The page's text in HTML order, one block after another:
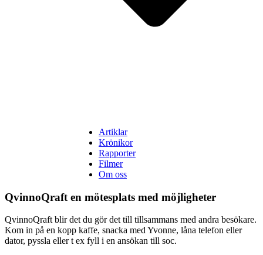
Artiklar
Krönikor
Rapporter
Filmer
Om oss
QvinnoQraft en mötesplats med möjligheter
QvinnoQraft blir det du gör det till tillsammans med andra besökare.
Kom in på en kopp kaffe, snacka med Yvonne, låna telefon eller
dator, pyssla eller t ex fyll i en ansökan till soc.